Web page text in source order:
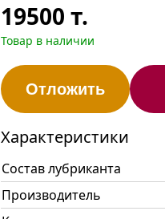
19500 т.
Товар в наличии
Отложить
Характеристики
Состав лубриканта
Производитель